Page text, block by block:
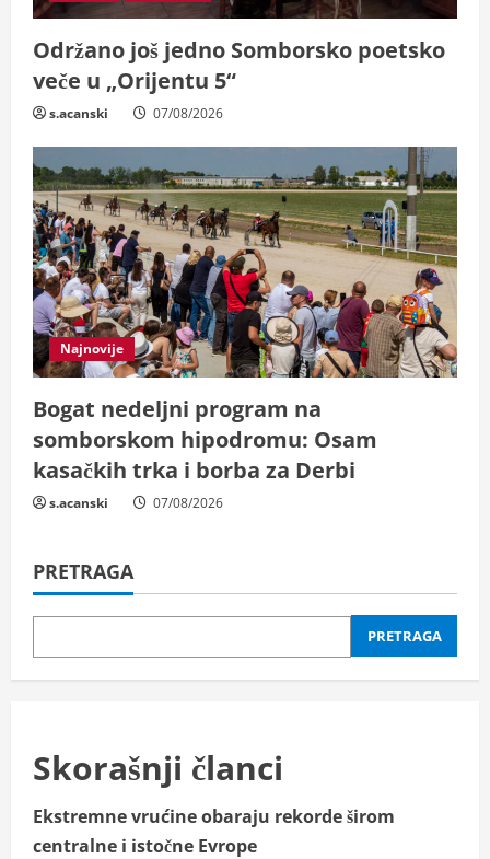
Održano još jedno Somborsko poetsko
veče u „Orijentu 5“
s.acanski 07/08/2026
Najnovije
Bogat nedeljni program na
somborskom hipodromu: Osam
kasačkih trka i borba za Derbi
s.acanski 07/08/2026
PRETRAGA
PRETRAGA
Skorašnji članci
Ekstremne vrućine obaraju rekorde širom
centralne i istočne Evrope